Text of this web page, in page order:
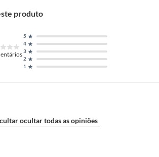
produto
1
2
3
4
5
ocultar todas as opiniões